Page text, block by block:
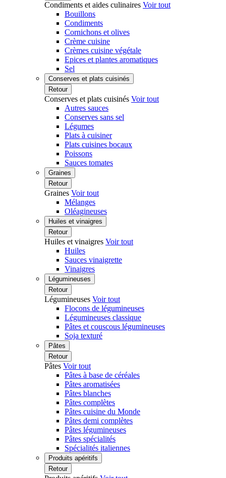
Condiments et aides culinaires Voir tout
Bouillons
Condiments
Cornichons et olives
Crème cuisine
Crèmes cuisine végétale
Epices et plantes aromatiques
Sel
Conserves et plats cuisinés
Retour
Conserves et plats cuisinés Voir tout
Autres sauces
Conserves sans sel
Légumes
Plats à cuisiner
Plats cuisines bocaux
Poissons
Sauces tomates
Graines
Retour
Graines Voir tout
Mélanges
Oléagineuses
Huiles et vinaigres
Retour
Huiles et vinaigres Voir tout
Huiles
Sauces vinaigrette
Vinaigres
Légumineuses
Retour
Légumineuses Voir tout
Flocons de légumineuses
Légumineuses classique
Pâtes et couscous légumineuses
Soja texturé
Pâtes
Retour
Pâtes Voir tout
Pâtes à base de céréales
Pâtes aromatisées
Pâtes blanches
Pâtes complètes
Pâtes cuisine du Monde
Pâtes demi complètes
Pâtes légumineuses
Pâtes spécialités
Spécialités italiennes
Produits apéritifs
Retour